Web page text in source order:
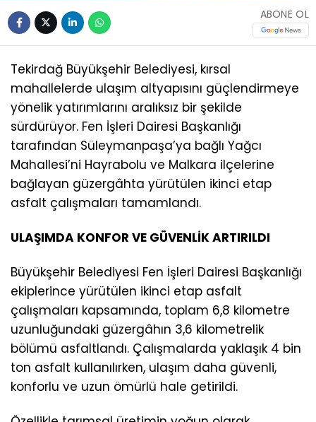
ABONE OL
Tekirdağ Büyükşehir Belediyesi, kırsal
mahallelerde ulaşım altyapısını güçlendirmeye
yönelik yatırımlarını aralıksız bir şekilde
sürdürüyor. Fen İşleri Dairesi Başkanlığı
tarafından Süleymanpaşa’ya bağlı Yağcı
Mahallesi’ni Hayrabolu ve Malkara ilçelerine
bağlayan güzergâhta yürütülen ikinci etap
asfalt çalışmaları tamamlandı.
ULAŞIMDA KONFOR VE GÜVENLİK ARTIRILDI
Büyükşehir Belediyesi Fen İşleri Dairesi Başkanlığı
ekiplerince yürütülen ikinci etap asfalt
çalışmaları kapsamında, toplam 6,8 kilometre
uzunluğundaki güzergâhın 3,6 kilometrelik
bölümü asfaltlandı. Çalışmalarda yaklaşık 4 bin
ton asfalt kullanılırken, ulaşım daha güvenli,
konforlu ve uzun ömürlü hale getirildi.